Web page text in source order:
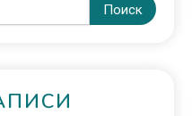
Поиск